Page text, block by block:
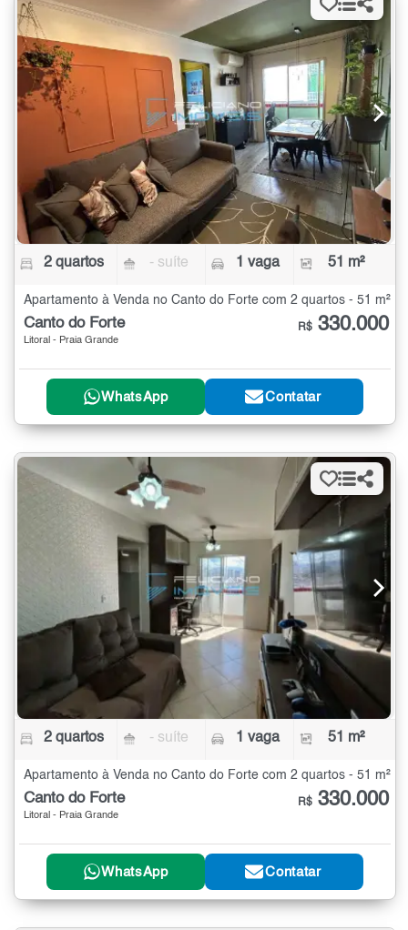
2 quartos - suíte 1 vaga 51 m²
Apartamento à Venda no Canto do Forte com 2 quartos - 51 m²
Canto do Forte
Litoral - Praia Grande
R$ 330.000
WhatsApp Contatar
2 quartos - suíte 1 vaga 51 m²
Apartamento à Venda no Canto do Forte com 2 quartos - 51 m²
Canto do Forte
Litoral - Praia Grande
R$ 330.000
WhatsApp Contatar